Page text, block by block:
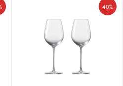
du bruker nettstedet
sosiale medier,
som kan kombinere den
har gjort tilgjengelig for dem,
gjennom din bruk av
40%